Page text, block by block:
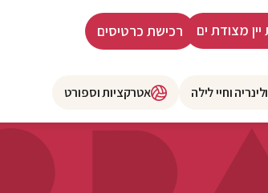
מצודת ים רכישת כרטיסים
וחיי לילה אטרקציות וספורט